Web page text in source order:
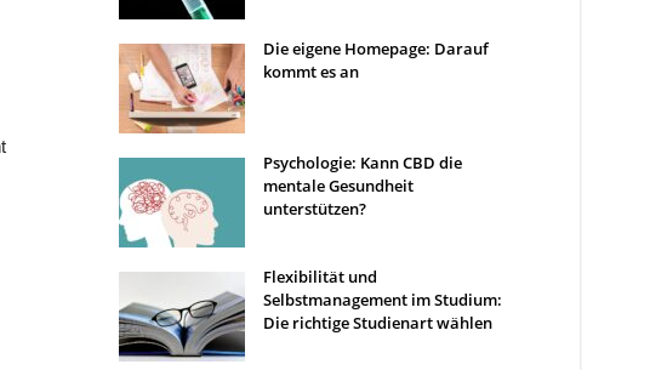
Die eigene Homepage: Darauf
kommt es an
Psychologie: Kann CBD die
mentale Gesundheit
unterstützen?
Flexibilität und
Selbstmanagement im Studium:
Die richtige Studienart wählen